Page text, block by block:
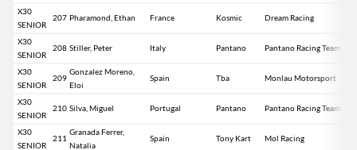
X30
SENIOR
207 Pharamond, Ethan France Kosmic Dream Racing
X30
SENIOR
208 Stiller, Peter Italy Pantano Pantano Racing Team
X30
SENIOR
209
Gonzalez Moreno,
Eloi
Spain Tba Monlau Motorsport
X30
SENIOR
210 Silva, Miguel Portugal Pantano Pantano Racing Team
X30
SENIOR
211
Granada Ferrer,
Natalia
Spain Tony Kart Mol Racing